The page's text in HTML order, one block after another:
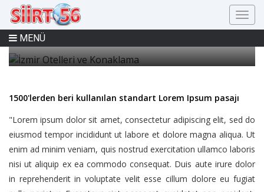
MENÜ
İzmir Otelleri ve Konaklama
1500'lerden beri kullanılan standart Lorem Ipsum pasajı
"Lorem ipsum dolor sit amet, consectetur adipiscing elit, sed do
eiusmod tempor incididunt ut labore et dolore magna aliqua. Ut
enim ad minim veniam, quis nostrud exercitation ullamco laboris
nisi ut aliquip ex ea commodo consequat. Duis aute irure dolor
in reprehenderit in voluptate velit esse cillum dolore eu fugiat